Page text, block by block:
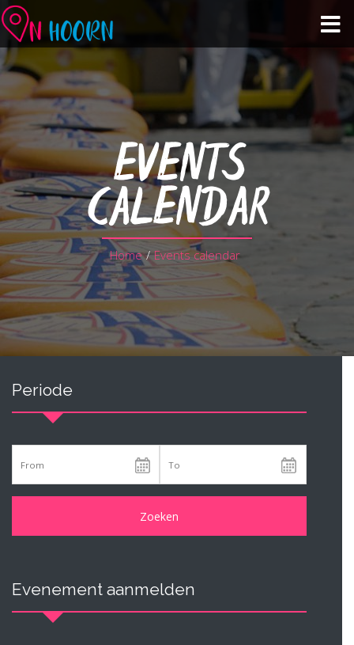
Events calendar
See & Do
Shopping & Hospitality
About Hoorn
Plan your visit
EVENTS
CALENDAR
Home / Events calendar
Periode
Evenement aanmelden